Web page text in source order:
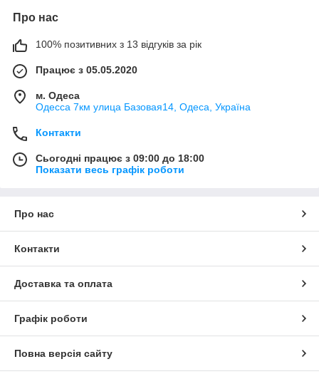
Про нас
100% позитивних з 13 відгуків за рік
Працює з 05.05.2020
м. Одеса
Одесса 7км улица Базовая14, Одеса, Україна
Контакти
Сьогодні працює з 09:00 до 18:00
Показати весь графік роботи
Про нас
Контакти
Доставка та оплата
Графік роботи
Повна версія сайту